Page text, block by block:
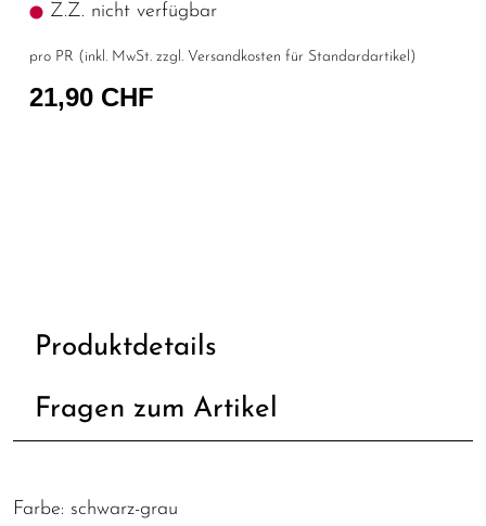
Z.Z. nicht verfügbar
pro PR (inkl. MwSt. zzgl. Versandkosten für Standardartikel )
21,90 CHF
Produktdetails
Fragen zum Artikel
Farbe: schwarz-grau